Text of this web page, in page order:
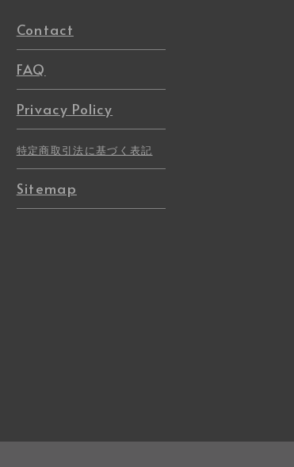
Contact
FAQ
Privacy Policy
特定商取引法に基づく表記
Sitemap